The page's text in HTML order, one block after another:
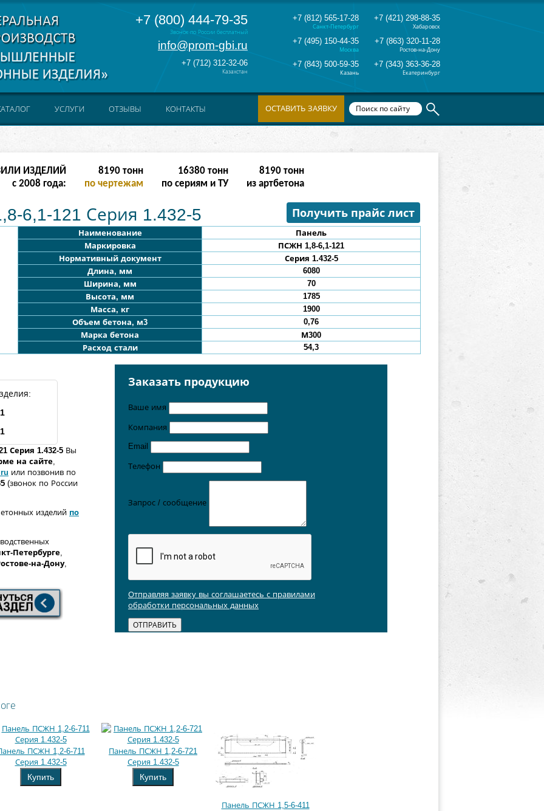
+7 (800) 444-79-35
Звонок по России бесплатный
info@prom-gbi.ru
+7 (712) 312-32-06
Казахстан
+7 (812) 565-17-28
Санкт-Петербург
+7 (421) 298-88-35
Хабаровск
+7 (495) 150-44-35
Москва
+7 (863) 320-11-28
Ростов-на-Дону
+7 (843) 500-59-35
Казань
+7 (343) 363-36-28
Екатеринбург
УСЛУГИ ОТЗЫВЫ КОНТАКТЫ ОСТАВИТЬ ЗАЯВКУ
ИЗДЕЛИЙ
с 2008 года:
32766тонн
по чертежам
65532тонн
по сериям и ТУ
32766тонн
из артбетона
Получить прайс лист
6,1-121 Серия 1.432-5
Наименование
Панель
Маркировка
ПСЖН 1,8-6,1-121
Нормативный документ
Серия 1.432-5
Длина, мм
6080
Ширина, мм
70
Высота, мм
1785
Масса, кг
1900
Объем бетона, м3
0,76
Марка бетона
М300
Расход стали
54,3
Серия 1.432-5 Вы
на сайте,
или позвонив по
(звонок по России
изделий по
Петербурге,
на-Дону,
Заказать продукцию
Ваше имя
Компания
Email
Телефон
Запрос / сообщение
Отправляя заявку вы соглашаетесь с правилами
обработки персональных данных
ПСЖН 1,2-6-711
Серия 1.432-5
Купить
Панель ПСЖН 1,2-6-721
Серия 1.432-5
Купить
Панель ПСЖН 1,5-6-411